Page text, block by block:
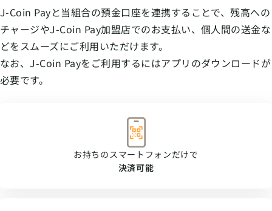
J-Coin Payと当組合の預金口座を連携することで、残高への
チャージやJ-Coin Pay加盟店でのお支払い、個人間の送金な
どをスムーズにご利用いただけます。
なお、J-Coin Payをご利用するにはアプリのダウンロードが
必要です。
お持ちのスマートフォンだけで
決済可能